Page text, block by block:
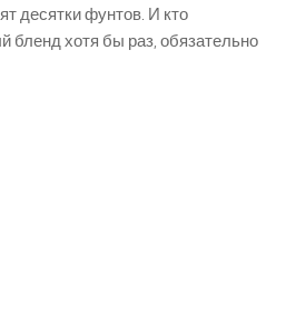
десятки фунтов. И кто
бленд хотя бы раз, обязательно